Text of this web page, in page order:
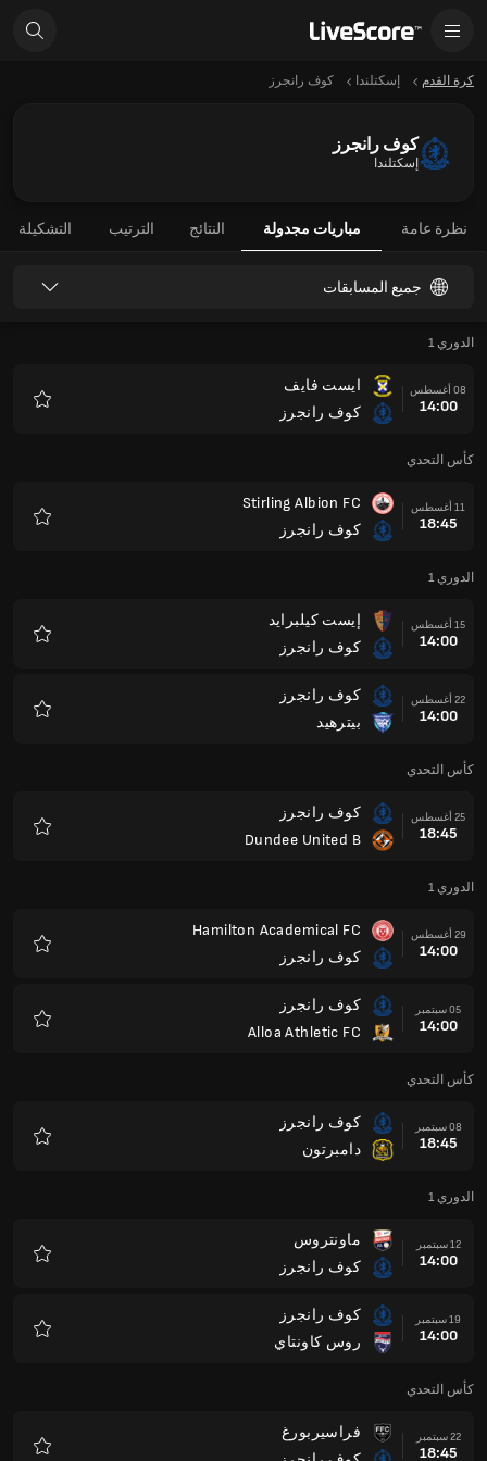
كرة القدم إسكتلندا كوف رانجرز
كوف رانجرز
إسكتلندا
نظرة عامة مباريات مجدولة النتائج الترتيب التشكيلة
جميع المسابقات
الدوري 1
08 أغسطس
14:00
ايست فايف
كوف رانجرز
كأس التحدي
11 أغسطس
18:45
Stirling Albion FC
كوف رانجرز
الدوري 1
15 أغسطس
14:00
إيست كيلبرايد
كوف رانجرز
22 أغسطس
14:00
كوف رانجرز
بيترهيد
كأس التحدي
25 أغسطس
18:45
كوف رانجرز
Dundee United B
الدوري 1
29 أغسطس
14:00
Hamilton Academical FC
كوف رانجرز
05 سبتمبر
14:00
كوف رانجرز
Alloa Athletic FC
كأس التحدي
08 سبتمبر
18:45
كوف رانجرز
دامبرتون
الدوري 1
12 سبتمبر
14:00
ماونتروس
كوف رانجرز
19 سبتمبر
14:00
كوف رانجرز
روس كاونتاي
كأس التحدي
22 سبتمبر
18:45
فراسيربورغ